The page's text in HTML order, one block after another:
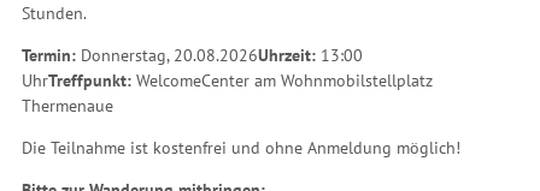
Stunden.
Termin: Donnerstag, 20.08.2026Uhrzeit: 13:00
UhrTreffpunkt: WelcomeCenter am Wohnmobilstellplatz
Thermenaue
Die Teilnahme ist kostenfrei und ohne Anmeldung möglich!